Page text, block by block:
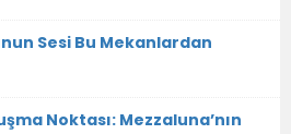
Sesi Bu Mekanlardan
Noktası: Mezzaluna’nın